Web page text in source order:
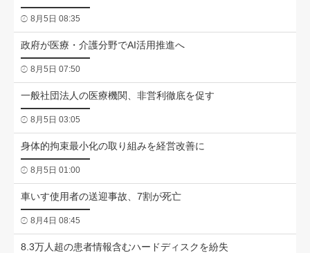
8月5日 08:35
政府が医療・介護分野でAI活用推進へ
8月5日 07:50
一般社団法人の医療機関、非営利徹底を促す
8月5日 03:05
身体的拘束最小化の取り組みを経営改善に
8月5日 01:00
車いす使用者の送迎事故、7割が死亡
8月4日 08:45
8.3万人超の患者情報含むハードディスクを紛失